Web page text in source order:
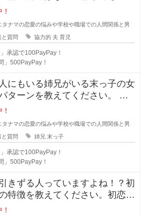
力してくれる夫の
タナマの恋愛の悩みや学校や職場での人間関係と男
質問 協力的 夫 育児
承認で100PayPay！
」500PayPay！
にもいる姉兄がいる末っ子の女
ーンを教えてください。 姉
甘え上手や
タナマの恋愛の悩みや学校や職場での人間関係と男
質問 姉兄 末っ子
承認で100PayPay！
」500PayPay！
きずる人っていますよね！？初
特徴を教えてください。初恋か
ない人は次の恋愛